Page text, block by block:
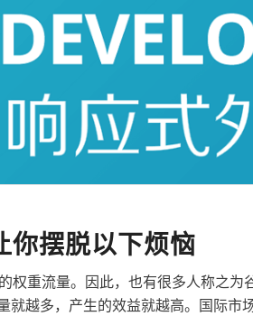
你摆脱以下烦恼
重流量。因此，也有很多人称之
越多，产生的效益就越高。国际市